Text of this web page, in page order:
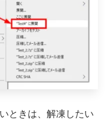
ときは、解凍したい